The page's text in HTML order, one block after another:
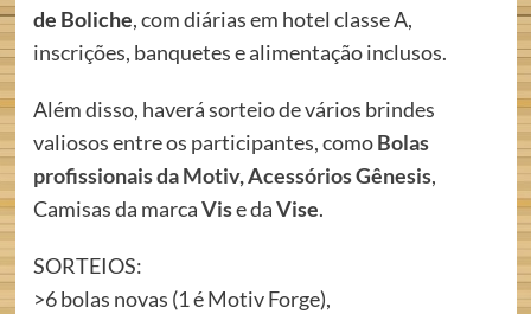
de Boliche, com diárias em hotel classe A,
inscrições, banquetes e alimentação inclusos.
Além disso, haverá sorteio de vários brindes
valiosos entre os participantes, comoBolas
profissionais da Motiv,Acessórios Gênesis,
Camisas da marcaVise daVise.
SORTEIOS:
>6 bolas novas (1 é Motiv Forge),